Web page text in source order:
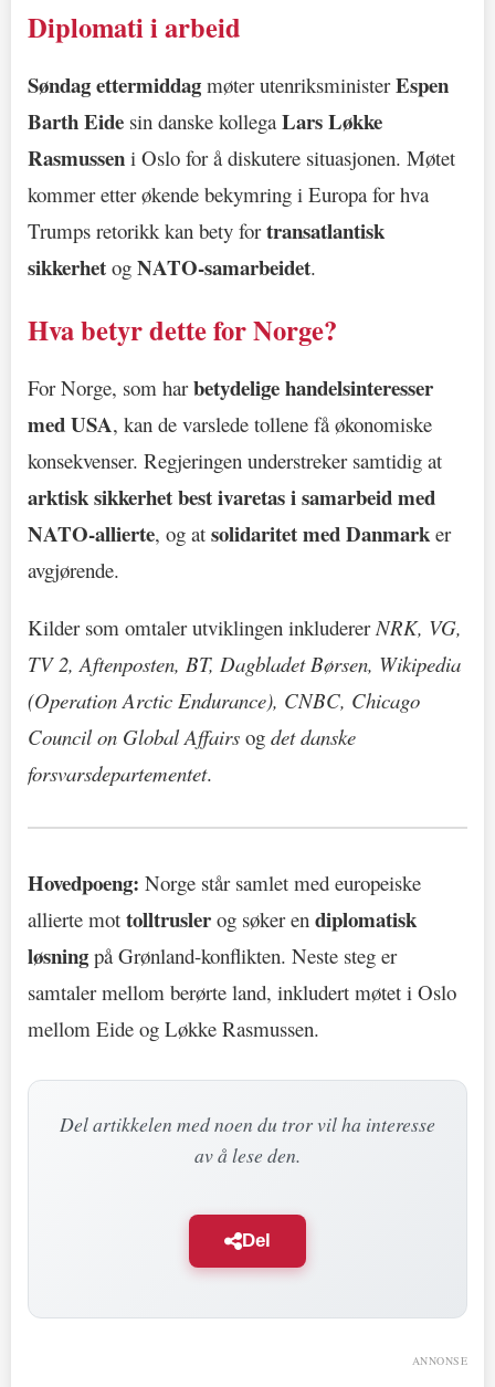
Diplomati i arbeid
Søndag ettermiddag møter utenriksministerEspen
Barth Eide sin danske kollegaLars Løkke
Rasmussen i Oslo for å diskutere situasjonen. Møtet
kommer etter økende bekymring i Europa for hva
Trumps retorikk kan bety fortransatlantisk
sikkerhet og NATO-samarbeidet.
Hva betyr dette for Norge?
For Norge, som harbetydelige handelsinteresser
med USA, kan de varslede tollene få økonomiske
konsekvenser. Regjeringen understreker samtidig at
arktisk sikkerhet best ivaretas i samarbeid med
NATO-allierte, og at solidaritet med Danmarker
avgjørende.
Kilder som omtaler utviklingen inkludererNRK, VG,
TV 2, Aftenposten, BT, Dagbladet Børsen, Wikipedia
(Operation Arctic Endurance), CNBC, Chicago
Council on Global Affairs og det danske
forsvarsdepartementet.
Hovedpoeng: Norge står samlet med europeiske
allierte mot tolltrusler og søker en diplomatisk
løsning på Grønland-konflikten. Neste steg er
samtaler mellom berørte land, inkludert møtet i Oslo
mellom Eide og Løkke Rasmussen.
Del artikkelen med noen du tror vil ha interesse
av å lese den.
Del
ANNONSE